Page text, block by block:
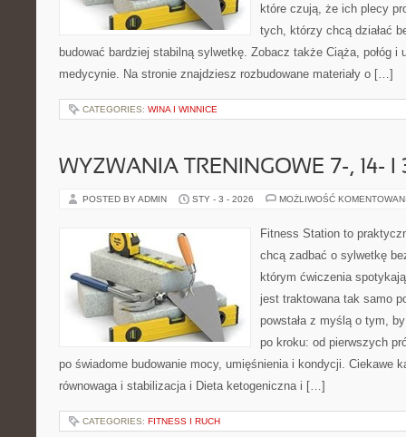
które czują, że ich plecy
tych, którzy chcą działać
budować bardziej stabilną sylwetkę. Zobacz także Ciąża, połóg i
medycynie. Na stronie znajdziesz rozbudowane materiały o […]
CATEGORIES: WINA I WINNICE
WYZWANIA TRENINGOWE 7-, 14-
POSTED BY ADMIN STY - 3 - 2026 MOŻLIWOŚĆ
Fitness Station to
chcą zadbać o sylwetkę
którym ćwiczenia
jest traktowana tak samo
powstała z myślą o tym,
po kroku: od pierwszych
po świadome budowanie mocy, umięśnienia i kondycji. Ciekawe
równowaga i stabilizacja i Dieta ketogeniczna i […]
CATEGORIES: FITNESS I RUCH